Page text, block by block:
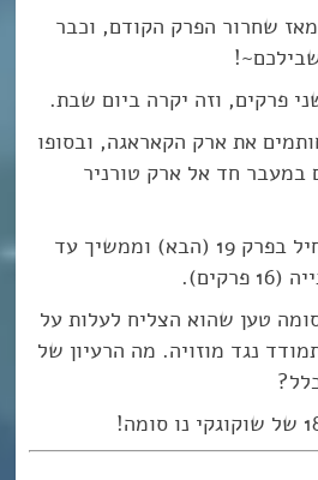
מאז שחרור הפרק הקודם, וכבר
פרקים, וזה יקרה ביום שבת.
את ארק הקאראגה, ובסופו
במעבר חד אל ארק טורניר
ארק טורניר הסתיו מתחיל בפרק 19 (הבא) וממשיך עד
טען שהוא הצליח לעלות על
נגד מוזויה. מה הרעיון של